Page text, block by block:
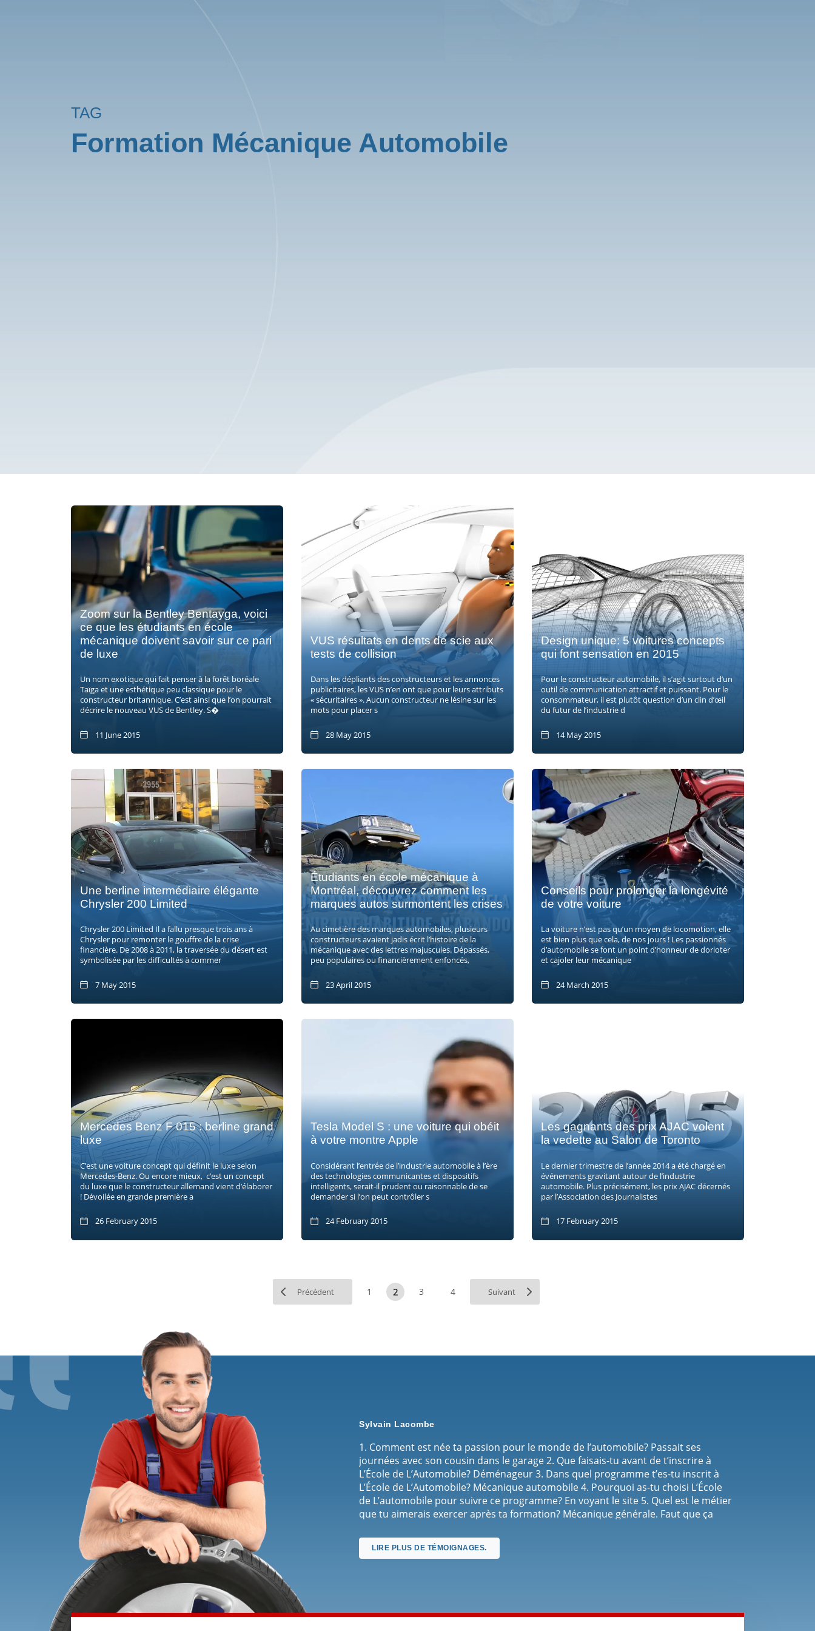
TAG
Formation Mécanique Automobile
Zoom sur la Bentley Bentayga, voici
ce que les étudiants en école
mécanique doivent savoir sur ce pari
de luxe
Un nom exotique qui fait penser à la forêt boréale
Taïga et une esthétique peu classique pour le
constructeur britannique. C’est ainsi que l’on pourrait
décrire le nouveau VUS de Bentley. S�
11 June 2015
VUS résultats en dents de scie aux
tests de collision
Dans les dépliants des constructeurs et les annonces
publicitaires, les VUS n’en ont que pour leurs attributs
« sécuritaires ». Aucun constructeur ne lésine sur les
mots pour placer s
28 May 2015
Design unique: 5 voitures concepts
qui font sensation en 2015
Pour le constructeur automobile, il s’agit surtout d’un
outil de communication attractif et puissant. Pour le
consommateur, il est plutôt question d’un clin d’œil
du futur de l’industrie d
14 May 2015
Une berline intermédiaire élégante
Chrysler 200 Limited
Chrysler 200 Limited Il a fallu presque trois ans à
Chrysler pour remonter le gouffre de la crise
financière. De 2008 à 2011, la traversée du désert est
symbolisée par les difficultés à commer
7 May 2015
Étudiants en école mécanique à
Montréal, découvrez comment les
marques autos surmontent les crises
Au cimetière des marques automobiles, plusieurs
constructeurs avaient jadis écrit l’histoire de la
mécanique avec des lettres majuscules. Dépassés,
peu populaires ou financièrement enfoncés,
23 April 2015
Conseils pour prolonger la longévité
de votre voiture
La voiture n’est pas qu’un moyen de locomotion, elle
est bien plus que cela, de nos jours ! Les passionnés
d’automobile se font un point d’honneur de dorloter
et cajoler leur mécanique
24 March 2015
Mercedes Benz F 015 : berline grand
luxe
C’est une voiture concept qui définit le luxe selon
Mercedes-Benz. Ou encore mieux, c’est un concept
du luxe que le constructeur allemand vient d’élaborer
! Dévoilée en grande première a
26 February 2015
Tesla Model S : une voiture qui obéit
à votre montre Apple
Considérant l’entrée de l’industrie automobile à l’ère
des technologies communicantes et dispositifs
intelligents, serait-il prudent ou raisonnable de se
demander si l’on peut contrôler s
24 February 2015
Les gagnants des prix AJAC volent
la vedette au Salon de Toronto
Le dernier trimestre de l’année 2014 a été chargé en
événements gravitant autour de l’industrie
automobile. Plus précisément, les prix AJAC décernés
par l’Association des Journalistes
17 February 2015
Précédent 1 2 3 4 Suivant
Sylvain Lacombe
1. Comment est née ta passion pour le monde de l’automobile? Passait ses
journées avec son cousin dans le garage 2. Que faisais-tu avant de t’inscrire à
L’École de L’Automobile? Déménageur 3. Dans quel programme t’es-tu inscrit à
L’École de L’Automobile? Mécanique automobile 4. Pourquoi as-tu choisi L’École
de L’automobile pour suivre ce programme? En voyant le site 5. Quel est le métier
que tu aimerais exercer après ta formation? Mécanique générale. Faut que ça
L’Automobile à un(e) ami(e)? Si oui, pourquoi? Oui.L’ambiance de l’école et les
gens. C’est comme une famille.
LIRE PLUS DE TÉMOIGNAGES.